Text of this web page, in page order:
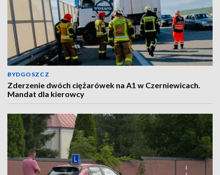
BYDGOSZCZ
Zderzenie dwóch ciężarówek na A1 w Czerniewicach.
Mandat dla kierowcy